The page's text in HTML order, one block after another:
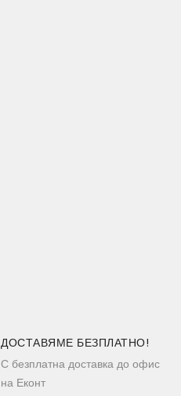
ДОСТАВЯМЕ БЕЗПЛАТНО!
С безплатна доставка до офис
на Еконт